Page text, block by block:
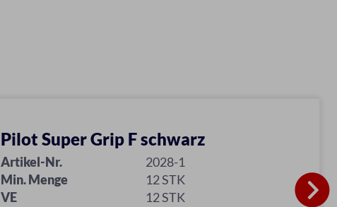
Pilot Super Grip F schwarz
Artikel-Nr.
2028-1
Min. Menge
12 STK
VE
12 STK